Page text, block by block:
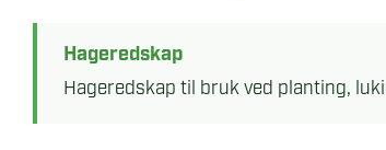
Hageredskap
Hageredskap til bruk ved planting,